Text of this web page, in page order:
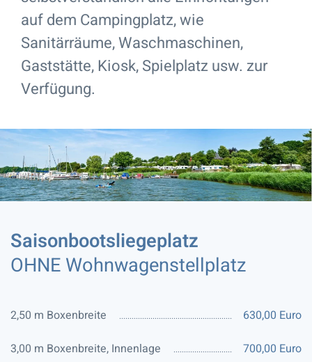
auf dem Campingplatz, wie
Sanitärräume, Waschmaschinen,
Gaststätte, Kiosk, Spielplatz usw. zur
Verfügung.
Saisonbootsliegeplatz
OHNE Wohnwagenstellplatz
2,50 m Boxenbreite
630,00 Euro
3,00 m Boxenbreite, Innenlage
700,00 Euro